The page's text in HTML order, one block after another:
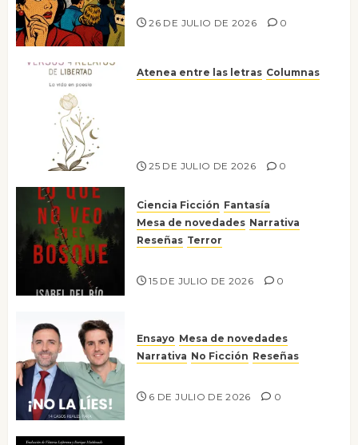
26 DE JULIO DE 2026 0
Atenea entre las letras Columnas
25 DE JULIO DE 2026 0
Ciencia Ficción Fantasía
Mesa de novedades Narrativa
Reseñas Terror
15 DE JULIO DE 2026 0
Ensayo Mesa de novedades
Narrativa No Ficción Reseñas
6 DE JULIO DE 2026 0